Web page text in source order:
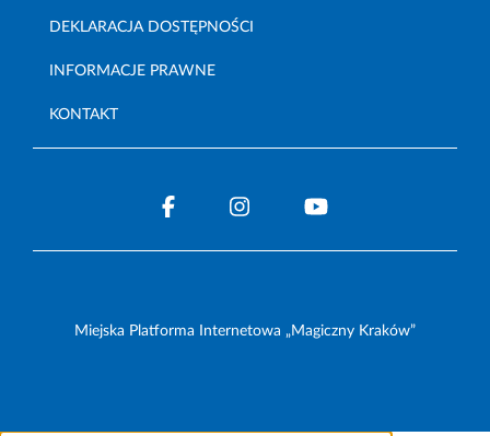
DEKLARACJA DOSTĘPNOŚCI
INFORMACJE PRAWNE
KONTAKT
Miejska Platforma Internetowa „Magiczny Kraków”